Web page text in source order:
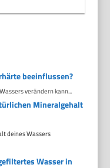
beeinflussen?
verändern kann...
Mineralgehalt
deines Wassers
Wasser in